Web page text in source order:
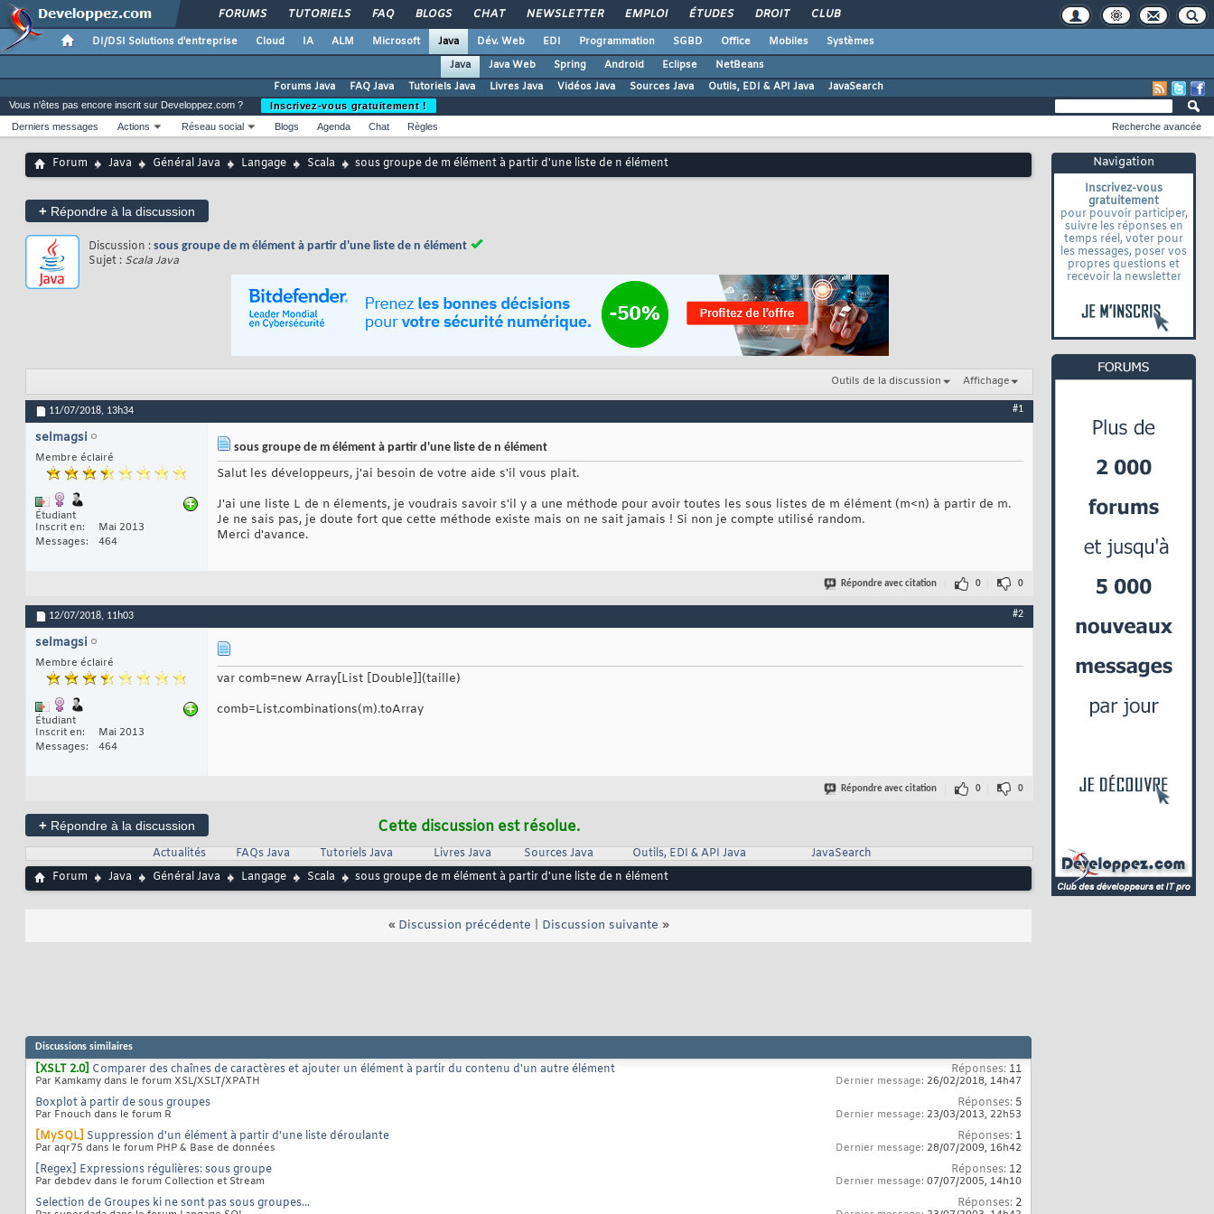
FORUMS TUTORIELS FAQ BLOGS CHAT NEWSLETTER EMPLOI ÉTUDES DROIT CLUB
DI/DSI Solutions d'entreprise Cloud IA ALM Microsoft Java Dév. Web EDI Programmation SGBD Office Mobiles
Systèmes
Java
Java Web Spring Android Eclipse
NetBeans
Forums Java
FAQ Java Tutoriels Java Livres Java Vidéos Java Sources Java Outils, EDI & API Java JavaSearch
Navigation
Inscrivez-vous
gratuitement
pour pouvoir participer,
suivre les réponses en
temps réel, voter pour
les messages, poser vos
propres questions et
recevoir la newsletter
Vous n'êtes pas encore inscrit sur Developpez.com ?
Inscrivez-vous gratuitement !
Derniers messages
Actions Réseau social Blogs Agenda Chat Règles Recherche avancée
Forum Java Général Java Langage Scala sous groupe de m élément à partir d'une liste de n élément
+ Répondre à la discussion
Discussion : sous groupe de m élément à partir d'une liste de n élément
Sujet : Scala Java
Outils de la discussion Affichage
11/07/2018, 13h34 #1
selmagsi
Membre éclairé
Étudiant
Inscrit en
Mai 2013
Messages
464
sous groupe de m élément à partir d'une liste de n élément
Salut les développeurs, j'ai besoin de votre aide s'il vous plait.
J'ai une liste L de n élements, je voudrais savoir s'il y a une méthode pour avoir toutes les sous listes de m élément (m<n) à partir de m.
Je ne sais pas, je doute fort que cette méthode existe mais on ne sait jamais ! Si non je compte utilisé random.
Merci d'avance.
Répondre avec citation 0 0
12/07/2018, 11h03 #2
selmagsi
Membre éclairé
Étudiant
Inscrit en
Mai 2013
Messages
464
var comb=new Array[List [Double]](taille)
comb=List.combinations(m).toArray
Répondre avec citation 0 0
+ Répondre à la discussion Cette discussion est résolue.
Actualités FAQs Java Tutoriels Java Livres Java Sources Java Outils, EDI & API Java
JavaSearch
Forum
Java Général Java Langage Scala sous groupe de m élément à partir d'une liste de n élément
« Discussion précédente Discussion suivante »
Discussions similaires
[XSLT 2.0] Comparer des chaînes de caractères et ajouter un élément à partir du contenu d'un autre élément
Par Kamkamy dans le forum XSL/XSLT/XPATH
Réponses: 11
Dernier message: 26/02/2018, 14h47
Boxplot à partir de sous groupes
Par Fnouch dans le forum R
Réponses: 5
Dernier message: 23/03/2013, 22h53
[MySQL] Suppression d'un élément à partir d'une liste déroulante
Par aqr75 dans le forum PHP & Base de données
Réponses: 1
Dernier message: 28/07/2009, 16h42
[Regex] Expressions régulières: sous groupe
Par debdev dans le forum Collection et Stream
Réponses: 12
Dernier message: 07/07/2005, 14h10
Selection de Groupes ki ne sont pas sous groupes... Réponses: 2